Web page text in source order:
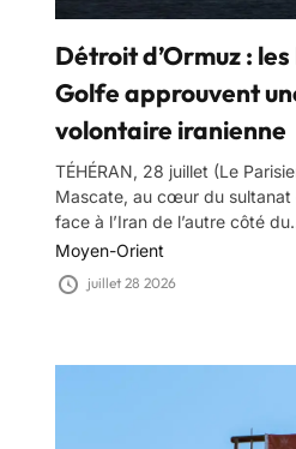
Détroit d’Ormuz :
Golfe approuvent
volontaire iranienne
TÉHÉRAN, 28 juillet (Le
Mascate, au cœur du sultanat
face à l’Iran de l’autre côté
Moyen-Orient
juillet 28 2026